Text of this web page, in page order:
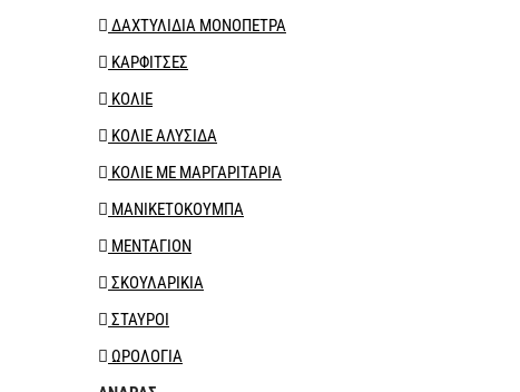
ΔΑΧΤΥΛΙΔΙΑ ΜΟΝΟΠΕΤΡΑ
ΚΑΡΦΙΤΣΕΣ
ΚΟΛΙΕ
ΚΟΛΙΕ ΑΛΥΣΙΔΑ
ΚΟΛΙΕ ΜΕ ΜΑΡΓΑΡΙΤΑΡΙΑ
ΜΑΝΙΚΕΤΟΚΟΥΜΠΑ
ΜΕΝΤΑΓΙΟΝ
ΣΚΟΥΛΑΡΙΚΙΑ
ΣΤΑΥΡΟΙ
ΩΡΟΛΟΓΙΑ